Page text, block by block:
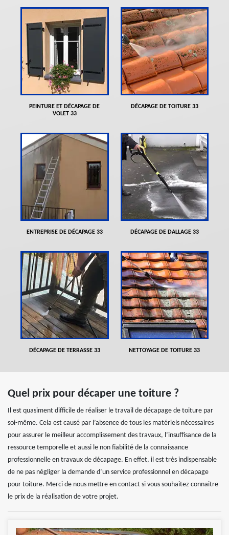
PEINTURE ET DÉCAPAGE DE
VOLET 33
DÉCAPAGE DE TOITURE 33
ENTREPRISE DE DÉCAPAGE 33 DÉCAPAGE DE DALLAGE 33
DÉCAPAGE DE TERRASSE 33 NETTOYAGE DE TOITURE 33
Quel prix pour décaper une toiture ?
Il est quasiment difficile de réaliser le travail de décapage de toiture par
soi-même. Cela est causé par l’absence de tous les matériels nécessaires
pour assurer le meilleur accomplissement des travaux, l’insuffisance de la
ressource temporelle et aussi le non fiabilité de la connaissance
professionnelle en travaux de décapage. En effet, il est très indispensable
de ne pas négliger la demande d’un service professionnel en décapage
pour toiture. Merci de nous mettre en contact si vous souhaitez connaitre
le prix de la réalisation de votre projet.